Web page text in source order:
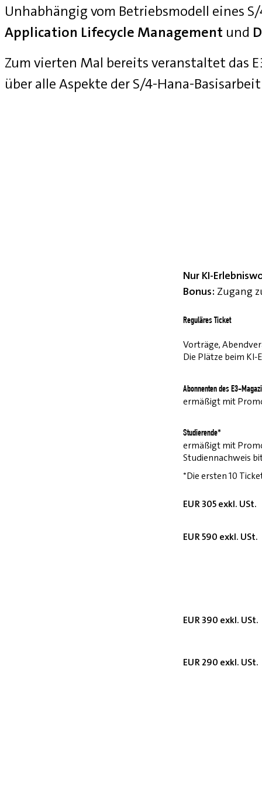
Unhabhängig vom Betriebsmodell eines
Application Lifecycle Management und
Zum vierten Mal bereits veranstaltet das
über alle Aspekte der S/4-Hana-
Nur KI-
Bonus: Zugang
Reguläres Ticket
Vorträge,
Die Plätze beim
Abonnenten des E3-
ermäßigt mit
Studierende*
ermäßigt mit
Studiennachweis
*Die ersten 10
EUR 305 exkl. USt.
EUR 590 exkl. USt.
EUR 390 exkl. USt.
EUR 290 exkl. USt.